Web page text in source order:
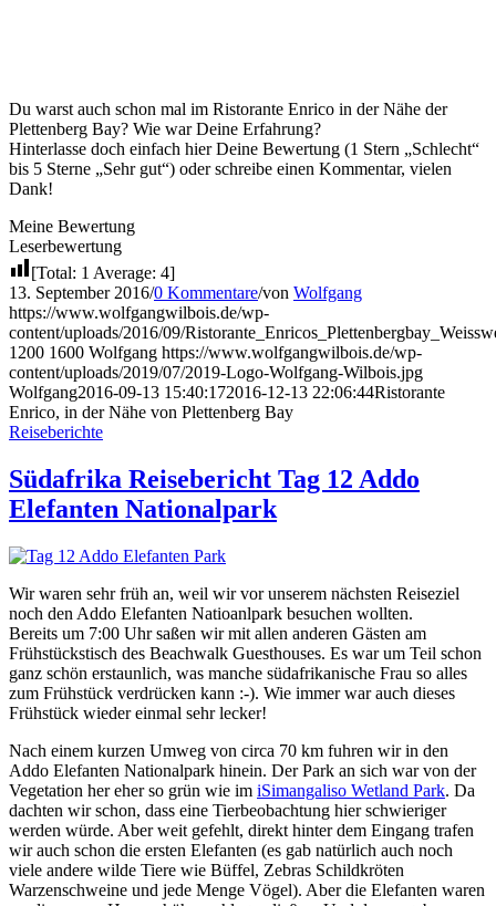
Du warst auch schon mal im Ristorante Enrico in der Nähe der
Plettenberg Bay? Wie war Deine Erfahrung?
Hinterlasse doch einfach hier Deine Bewertung (1 Stern „Schlecht“
bis 5 Sterne „Sehr gut“) oder schreibe einen Kommentar, vielen
Dank!
Meine Bewertung
Leserbewertung
[Total: 1 Average: 4]
13. September 2016/0 Kommentare/von Wolfgang
https://www.wolfgangwilbois.de/wp-
content/uploads/2016/09/
1200 1600 Wolfgang https://www.wolfgangwilbois.de/wp-
content/uploads/2019/07/2019-Logo-Wolfgang-Wilbois.jpg
Wolfgang2016-09-13 15:40:172016-12-13 22:06:44Ristorante
Enrico, in der Nähe von Plettenberg Bay
Reiseberichte
Südafrika Reisebericht Tag 12 Addo
Elefanten Nationalpark
Wir waren sehr früh an, weil wir vor unserem nächsten Reiseziel
noch den Addo Elefanten Natioanlpark besuchen wollten.
Bereits um 7:00 Uhr saßen wir mit allen anderen Gästen am
Frühstückstisch des Beachwalk Guesthouses. Es war um Teil schon
ganz schön erstaunlich, was manche südafrikanische Frau so alles
zum Frühstück verdrücken kann :-). Wie immer war auch dieses
Frühstück wieder einmal sehr lecker!
Nach einem kurzen Umweg von circa 70 km fuhren wir in den
Addo Elefanten Nationalpark hinein. Der Park an sich war von der
Vegetation her eher so grün wie im iSimangaliso Wetland Park. Da
dachten wir schon, dass eine Tierbeobachtung hier schwieriger
werden würde. Aber weit gefehlt, direkt hinter dem Eingang trafen
wir auch schon die ersten Elefanten (es gab natürlich auch noch
viele andere wilde Tiere wie Büffel, Zebras Schildkröten
Warzenschweine und jede Menge Vögel). Aber die Elefanten waren